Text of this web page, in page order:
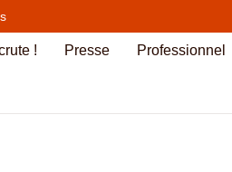
! Presse Professionnel